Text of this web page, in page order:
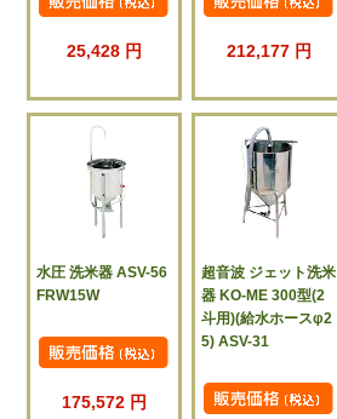
25,428 円 212,177 円
水圧 洗米器 ASV-56
FRW15W
175,572 円
超音波 ジェット洗米
器 KO-ME 300型(2
斗用)(給水ホースφ2
5) ASV-31